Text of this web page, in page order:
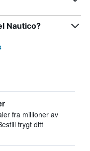
Nautico?
fra millioner av
trygt ditt